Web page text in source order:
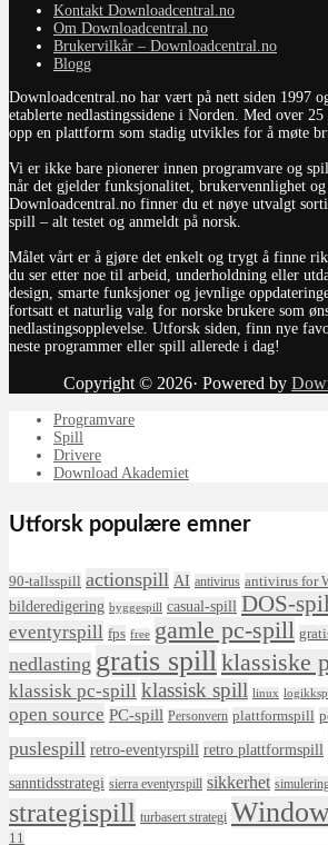
Kontakt Downloadcentral.no
Om Downloadcentral.no
Brukervilkår – Downloadcentral.no
Blogg
Downloadcentral.no har vært på nett siden 1997
etablerte nedlastingssidene i Norden. Med over
opp en plattform som stadig utvikles for å møte
Vi er ikke bare pionerer innen programvare og
når det gjelder funksjonalitet, brukervennlighet og
Downloadcentral.no finner du et nøye utvalgt
spill – alt testet og anmeldt på norsk.
Målet vårt er å gjøre det enkelt og trygt å finne
du ser etter noe til arbeid, underholdning eller
design, smarte funksjoner og jevnlige
fortsatt et naturlig valg for norske brukere som
nedlastingsopplevelse. Utforsk siden, finn nye
neste programmer eller spill allerede i dag!
Copyright © 2026· Powered by
Programvare
Spill
Drivere
Download Akademiet
Utforsk populære emner
90-tallsspill actionspill AI antivirus antivirus for
bilderedigering byggespill casual-spill DOS-
eventyrspill fps free gamle pc-spill
nedlasting gratis spillklassiske
klassisk pc-spill klassisk spill linux
open source PC-spill Personvern plattformspill
puslespill retro-eventyrspill retro plattformspill
sanntidsstrategi sierra eventyrspill sikkerhet
strategispill turbasert strategi
11